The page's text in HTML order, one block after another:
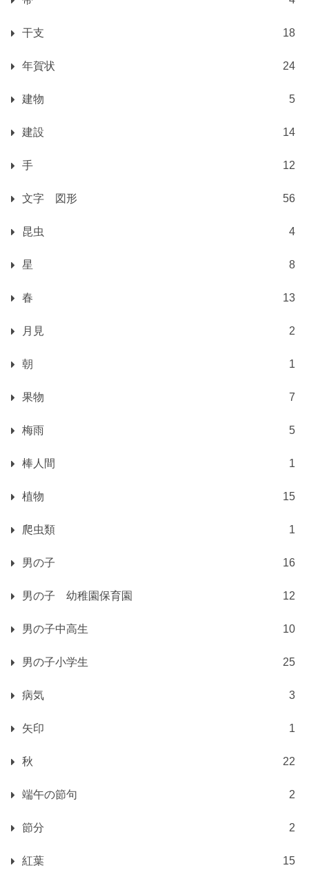
干支 18
年賀状 24
建物 5
建設 14
手 12
文字 図形 56
昆虫 4
星 8
春 13
月見 2
朝 1
果物 7
梅雨 5
棒人間 1
植物 15
爬虫類 1
男の子 16
男の子 幼稚園保育園 12
男の子中高生 10
男の子小学生 25
病気 3
矢印 1
秋 22
端午の節句 2
節分 2
紅葉 15